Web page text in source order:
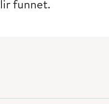
funnet.